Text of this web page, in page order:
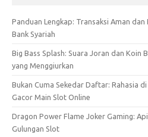
Panduan Lengkap: Transaksi Aman
Bank Syariah
Big Bass Splash: Suara Joran dan Koin
yang Menggiurkan
Bukan Cuma Sekedar Daftar: Rahasia
Gacor Main Slot Online
Dragon Power Flame Joker Gaming:
Gulungan Slot